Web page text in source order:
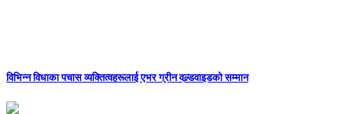
विभिन्न विधाका पचास व्यक्तित्वहरूलाई एभर ग्रीन वल्र्डवाइडको सम्मान